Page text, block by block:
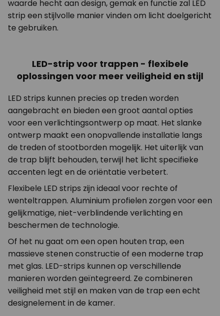
waarde hecht aan design, gemak en functie zal LED
strip een stijlvolle manier vinden om licht doelgericht
te gebruiken.
LED-strip voor trappen - flexibele
oplossingen voor meer veiligheid en stijl
LED strips kunnen precies op treden worden
aangebracht en bieden een groot aantal opties
voor een verlichtingsontwerp op maat. Het slanke
ontwerp maakt een onopvallende installatie langs
de treden of stootborden mogelijk. Het uiterlijk van
de trap blijft behouden, terwijl het licht specifieke
accenten legt en de oriëntatie verbetert.
Flexibele LED strips zijn ideaal voor rechte of
wenteltrappen. Aluminium profielen zorgen voor een
gelijkmatige, niet-verblindende verlichting en
beschermen de technologie.
Of het nu gaat om een open houten trap, een
massieve stenen constructie of een moderne trap
met glas. LED-strips kunnen op verschillende
manieren worden geïntegreerd. Ze combineren
veiligheid met stijl en maken van de trap een echt
designelement in de kamer.